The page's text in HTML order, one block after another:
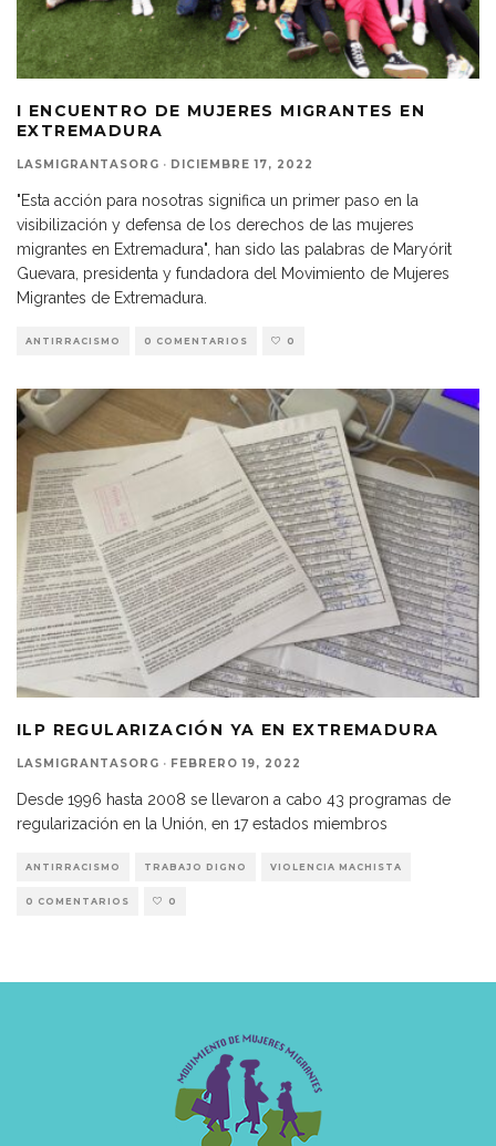
I ENCUENTRO DE MUJERES MIGRANTES EN
EXTREMADURA
LASMIGRANTASORG · DICIEMBRE 17, 2022
"Esta acción para nosotras significa un primer paso en la
visibilización y defensa de los derechos de las mujeres
migrantes en Extremadura", han sido las palabras de Maryórit
Guevara, presidenta y fundadora del Movimiento de Mujeres
Migrantes de Extremadura.
ANTIRRACISMO 0 COMENTARIOS 0
ILP REGULARIZACIÓN YA EN EXTREMADURA
LASMIGRANTASORG · FEBRERO 19, 2022
Desde 1996 hasta 2008 se llevaron a cabo 43 programas de
regularización en la Unión, en 17 estados miembros
ANTIRRACISMO TRABAJO DIGNO VIOLENCIA MACHISTA
0 COMENTARIOS 0